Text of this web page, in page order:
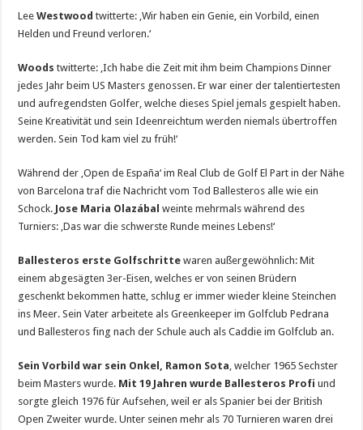
LeeWestwood twitterte: ‚Wir haben ein Genie, ein Vorbild, einen
Helden und Freund verloren.‘
Woods twitterte: ‚Ich habe die Zeit mit ihm beim Champions Dinner
jedes Jahr beim US Masters genossen. Er war einer der talentiertesten
und aufregendsten Golfer, welche dieses Spiel jemals gespielt haben.
Seine Kreativität und sein Ideenreichtum werden niemals übertroffen
werden. Sein Tod kam viel zu früh!‘
Während der ‚Open de España‘ im Real Club de Golf El Part in der Nähe
von Barcelona traf die Nachricht vom Tod Ballesteros alle wie ein
Schock. Jose Maria Olazábal weinte mehrmals während des
Turniers: ‚Das war die schwerste Runde meines Lebens!‘
Ballesteros erste Golfschritte waren außergewöhnlich: Mit
einem abgesägten 3er-Eisen, welches er von seinen Brüdern
geschenkt bekommen hatte, schlug er immer wieder kleine Steinchen
ins Meer. Sein Vater arbeitete als Greenkeeper im Golfclub Pedrana
und Ballesteros fing nach der Schule auch als Caddie im Golfclub an.
Sein Vorbild war sein Onkel, Ramon Sota, welcher 1965 Sechster
beim Masters wurde. Mit 19 Jahren wurde Ballesteros Profi und
sorgte gleich 1976 für Aufsehen, weil er als Spanier bei der British
Open Zweiter wurde. Unter seinen mehr als 70 Turnieren waren drei